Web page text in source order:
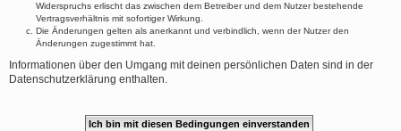
Widerspruchs erlischt das zwischen dem Betreiber und dem Nutzer bestehende
Vertragsverhältnis mit sofortiger Wirkung.
Die Änderungen gelten als anerkannt und verbindlich, wenn der Nutzer den
Änderungen zugestimmt hat.
Informationen über den Umgang mit deinen persönlichen Daten sind in der
Datenschutzerklärung enthalten.